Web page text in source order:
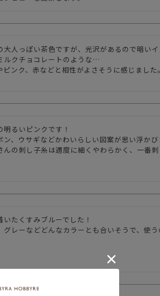
大人っぽい茶色ですが、光沢があるので暗いイ
ルクチョコレートのような…
ンク、赤などと相性がよさそうに感じました。
るいピンクです！
、ウサギなどかわいらしい図案が思い浮かび
の刺し子糸は適度に細くやわらかく、一番刺
たくすみブルーでした！
グレーなどどんなカラーとも合いそうで、使う